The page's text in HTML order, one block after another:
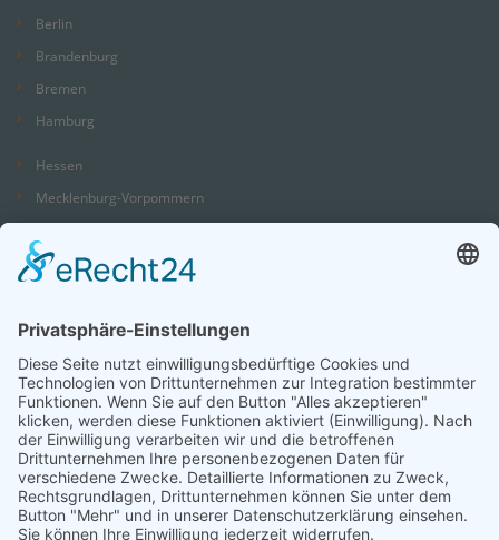
Berlin
Brandenburg
Bremen
Hamburg
Hessen
Mecklenburg-Vorpommern
Niedersachsen
Nordrhein-Westfalen
Saarland
Sachsen
Sachsen-Anhalt
Schleswig-Holstein
Thüringen